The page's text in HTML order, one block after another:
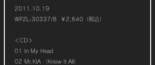
2011.10.19
WPZL-30337/8 ￥2,640（税込）
＜CD＞
01 In My Head
02 Mr.KIA （Know It All）